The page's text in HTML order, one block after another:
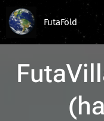
FutaFöld